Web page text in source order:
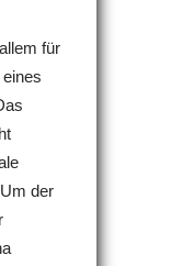
für
der